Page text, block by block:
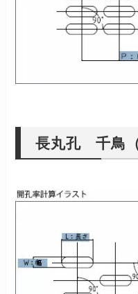
長丸孔 千鳥（